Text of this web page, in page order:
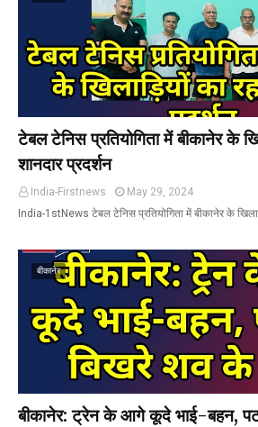
टेबल टेनिस प्रतियोगिता में बीकानेर के
शानदार प्रदर्शन
India-Firstnews
May 29, 2024
India-1stNews टेबल टेनिस प्रतियोगिता में बीकानेर के
बीकानेर
बीकानेर: ट्रेन के आगे कूदे भाई-बहन,